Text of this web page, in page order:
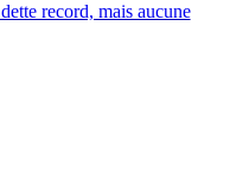
record, mais aucune